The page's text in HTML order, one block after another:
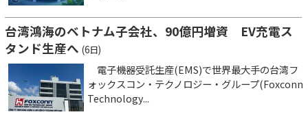
台湾鴻海のベトナム子会社、90億円増資 EV充電ス
タンド生産へ (6日)
電子機器受託生産(EMS)で世界最大手の台湾フ
ォックスコン・テクノロジー・グループ(Foxconn
Technology...